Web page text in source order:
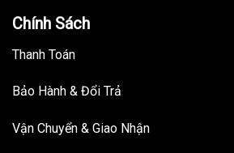
Chính Sách
Thanh Toán
Bảo Hành & Đổi Trả
Vận Chuyển & Giao Nhận